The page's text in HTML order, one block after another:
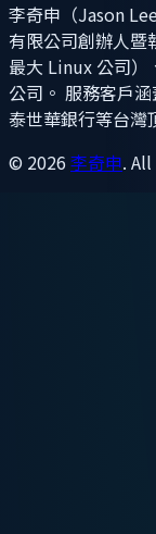
李奇申（Jason
有限公司創辦人暨
最大 Linux 公司）
公司。 服務客戶
泰世華銀行等台灣
© 2026 李奇申.